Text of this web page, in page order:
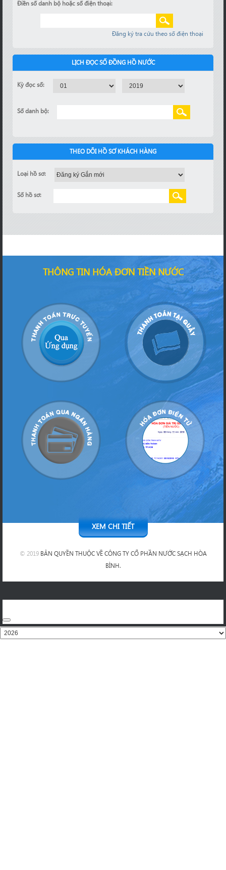
Điền số danh bộ hoặc số điện thoại:
Đăng ký tra cứu theo số điện thoại
LỊCH ĐỌC SỐ ĐỒNG HỒ NƯỚC
Kỳ đọc số:
Số danh bộ:
THEO DÕI HỒ SƠ KHÁCH HÀNG
Loại hồ sơ:
Số hồ sơ:
THÔNG TIN HÓA ĐƠN TIỀN NƯỚC
XEM CHI TIẾT
© 2019BẢN QUYỀN THUỘC VỀ CÔNG TY CỔ PHẦN NƯỚC SẠCH HÒA
BÌNH.